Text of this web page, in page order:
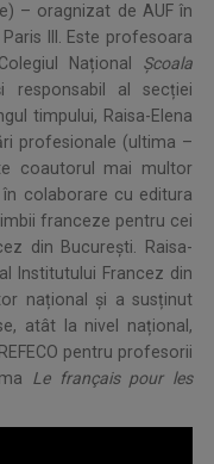
– oragnizat de AUF în
III. Este profesoara
Național Școala
responsabil al secției
timpului, Raisa-Elena
profesionale (ultima –
coautorul mai multor
colaborare cu editura
franceze pentru cei
din București. Raisa-
Institutului Francez din
național și a susținut
atât la nivel național,
pentru profesorii
Le
français pour les